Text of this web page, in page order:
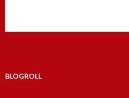
BLOGROLL